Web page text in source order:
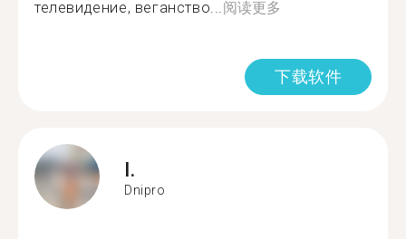
телевидение, веганство... 阅读更多
下载软件
I.
Dnipro